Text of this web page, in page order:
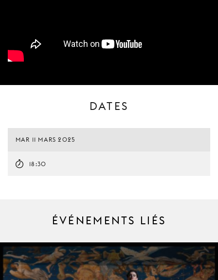
DATES
MAR 11 MARS 2025
18:30
ÉVÉNEMENTS LIÉS